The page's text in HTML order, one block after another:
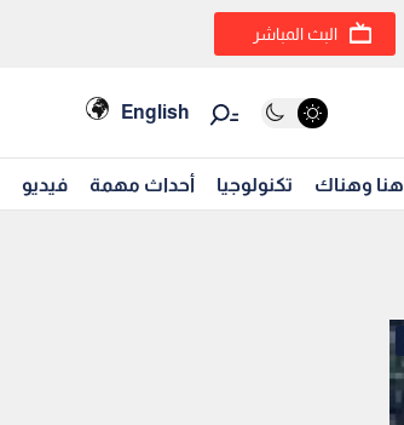
البث المباشر
English
هنا وهناك تكنولوجيا أحداث مهمة فيديو